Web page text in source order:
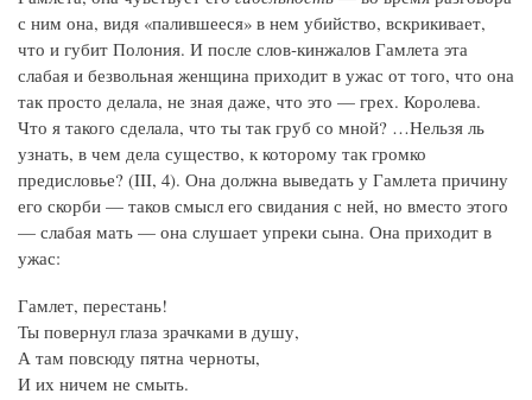
с ним она, видя «палившееся» в нем убийство, вскрикивает,
что и губит Полония. И после слов‑кинжалов Гамлета эта
слабая и безвольная женщина приходит в ужас от того, что она
так просто делала, не зная даже, что это — грех. Королева.
Что я такого сделала, что ты так груб со мной? …Нельзя ль
узнать, в чем дела существо, к которому так громко
предисловье? (III, 4). Она должна выведать у Гамлета причину
его скорби — таков смысл его свидания с ней, но вместо этого
— слабая мать — она слушает упреки сына. Она приходит в
ужас:
Гамлет, перестань!
Ты повернул глаза зрачками в душу,
А там повсюду пятна черноты,
И их ничем не смыть.